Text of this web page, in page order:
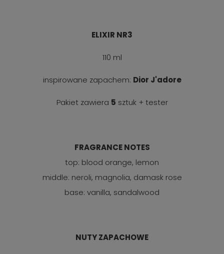
ELIXIR NR3
110 ml
inspirowane zapachem: Dior J'adore
Pakiet zawiera 5 sztuk + tester
FRAGRANCE NOTES
top: blood orange, lemon
middle: neroli, magnolia, damask rose
base: vanilla, sandalwood
NUTY ZAPACHOWE